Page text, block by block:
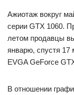
Ажиотаж вокруг
серии GTX 1060.
летом продавцы
январю, спустя 17
EVGA GeForce
В отношении